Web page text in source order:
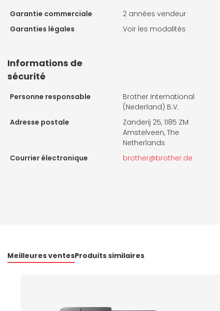
Garantie commerciale
2 années vendeur
Garanties légales
Voir les modalités
Informations de
sécurité
Personne responsable
Brother International
(Nederland) B.V.
Adresse postale
Zanderij 25, 1185 ZM
Amstelveen, The
Netherlands
Courrier électronique
brother@brother.de
Meilleures ventesProduits similaires